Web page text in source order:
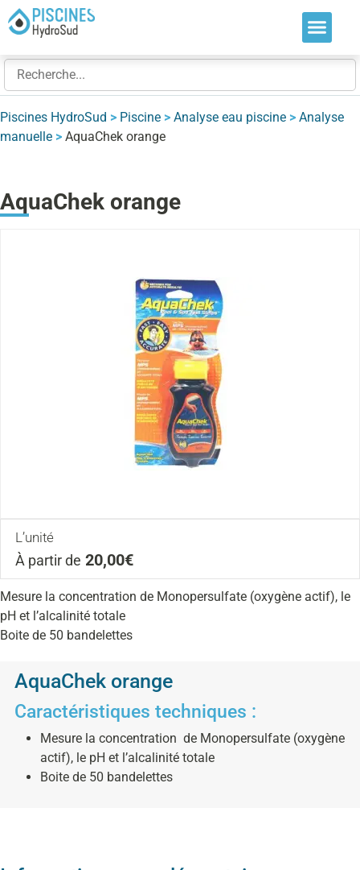
Piscines HydroSud > Piscine > Analyse eau piscine > Analyse
manuelle > AquaChek orange
AquaChek orange
L’unité
À partir de 20,00€
Mesure la concentration de Monopersulfate (oxygène actif), le
pH et l’alcalinité totale
Boite de 50 bandelettes
AquaChek orange
Caractéristiques techniques :
Mesure la concentration de Monopersulfate (oxygène
actif), le pH et l’alcalinité totale
Boite de 50 bandelettes